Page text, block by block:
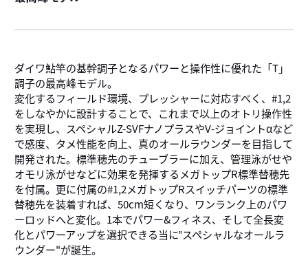
ダイワ鮎竿の基幹調子となるパワーと操作性に優れた「T」
調子の最高峰モデル。
変化するフィールド環境、プレッシャーに対応すべく、#1,2
をしなやかに設計することで、これまで以上のオトリ操作性
を実現し、スペシャルZ-SVFナノプラスやV-ジョイントαなど
で感度、タメ性能を向上、真のオールラウンダーを目指して
開発された。標準穂先のチューブラーに加え、管理泳がせや
オモリ泳がせなどに効果を発揮するメガトップR標準替穂先
を付属。更に付属の#1,2メガトップRスイッチパーツの標準
替穂先を装着すれば、50cm短くなり、ワンランク上のパワ
ーロッドへと変化。1本でパワー&フィネス、そして全長変
化とパワーアップを選択できる当に‟スペシャルなオールラ
ウンダー"が誕生。